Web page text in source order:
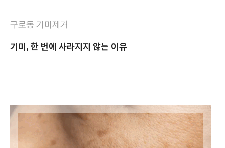
구로동 기미제거
기미, 한 번에 사라지지 않는 이유